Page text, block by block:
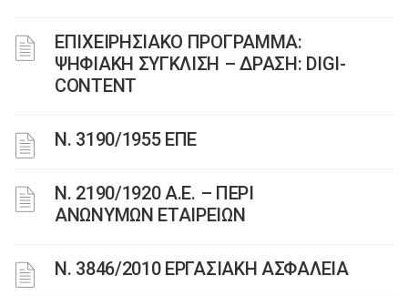
ΕΠΙΧΕΙΡΗΣΙΑΚΟ ΠΡΟΓΡΑΜΜΑ:
ΨΗΦΙΑΚΗ ΣΥΓΚΛΙΣΗ – ΔΡΑΣΗ: DIGI-
CONTENT
Ν. 3190/1955 ΕΠΕ
Ν. 2190/1920 Α.Ε. – ΠΕΡΙ
ΑΝΩΝΥΜΩΝ ΕΤΑΙΡΕΙΩΝ
Ν. 3846/2010 ΕΡΓΑΣΙΑΚΗ ΑΣΦΑΛΕΙΑ